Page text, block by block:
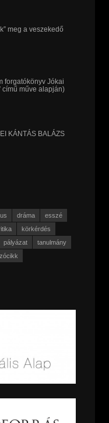
meg a veszekedő
forgatókönyv Jókai
című műve alapján)
KÁNTÁS BALÁZS
dráma
esszé
körkérdés
pályázat
tanulmány